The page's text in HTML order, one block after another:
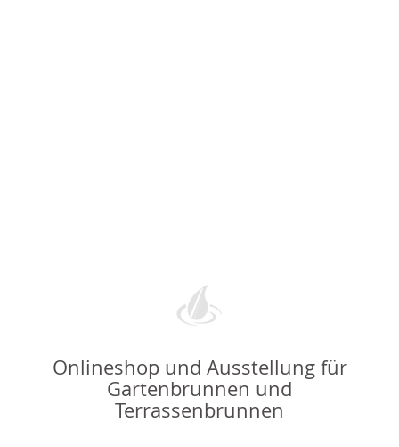
Onlineshop und Ausstellung für
Gartenbrunnen und
Terrassenbrunnen